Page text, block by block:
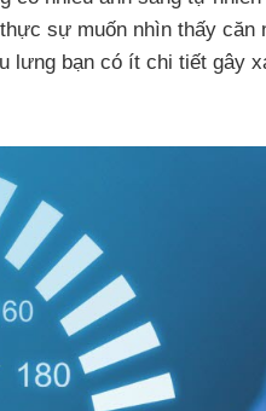
sự muốn nhìn thấy căn
lưng bạn có ít chi tiết gây